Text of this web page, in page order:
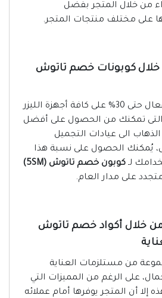
من خلال المتجر بفضل
على مختلف منتجات المتجر.
30% من خلال كوبونات خصم تاتوش
استمتع الآن بخصم فعال حتى 30% على كافة أجهزة الليزر
التى تمكنك من الحصول على أفضل
الى عيادات التجميل
يُمكنك الحصول على نسبة هذا
لـ كوبون خصم تاتوش (5SM)
على مدار العام.
حتى 40% من خلال أكواد خصم تاتوش
من مستلزمات العناية
على الرغم من المميزات التي
إلا أن المتجر يوفرها أمام عملائه